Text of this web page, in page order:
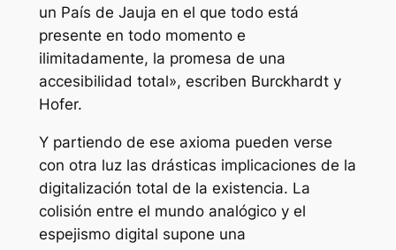
un País de Jauja en el que todo está
presente en todo momento e
ilimitadamente, la promesa de una
accesibilidad total», escriben Burckhardt y
Hofer.
Y partiendo de ese axioma pueden verse
con otra luz las drásticas implicaciones de la
digitalización total de la existencia. La
colisión entre el mundo analógico y el
espejismo digital supone una